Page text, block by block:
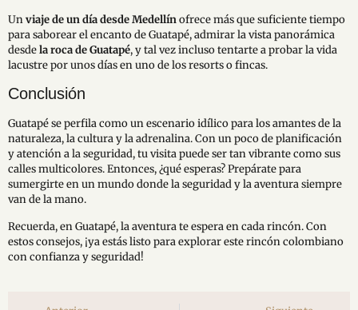
Unviaje de un día desde Medellínofrece más que suficiente tiempo
para saborear el encanto de Guatapé, admirar la vista panorámica
desdela roca de Guatapé, y tal vez incluso tentarte a probar la vida
lacustre por unos días en uno de los resorts o fincas.
Conclusión
Guatapé se perfila como un escenario idílico para los amantes de la
naturaleza, la cultura y la adrenalina. Con un poco de planificación
y atención a la seguridad, tu visita puede ser tan vibrante como sus
calles multicolores. Entonces, ¿qué esperas? Prepárate para
sumergirte en un mundo donde la seguridad y la aventura siempre
van de la mano.
Recuerda, en Guatapé, la aventura te espera en cada rincón. Con
estos consejos, ¡ya estás listo para explorar este rincón colombiano
con confianza y seguridad!